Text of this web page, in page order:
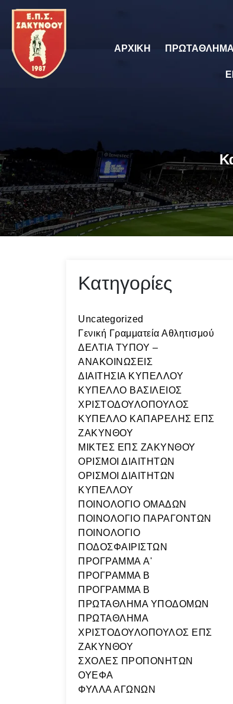
ΑΡΧΙΚΗ ΠΡΩΤΑΘΛΗΜΑ
Κατηγορίες
Uncategorized
Γενική Γραμματεία Αθλητισμού
ΔΕΛΤΙΑ ΤΥΠΟΥ –
ΑΝΑΚΟΙΝΩΣΕΙΣ
ΔΙΑΙΤΗΣΙΑ ΚΥΠΕΛΛΟΥ
ΚΥΠΕΛΛΟ ΒΑΣΙΛΕΙΟΣ
ΧΡΙΣΤΟΔΟΥΛΟΠΟΥΛΟΣ
ΚΥΠΕΛΛΟ ΚΑΠΑΡΕΛΗΣ ΕΠΣ
ΖΑΚΥΝΘΟΥ
ΜΙΚΤΕΣ ΕΠΣ ΖΑΚΥΝΘΟΥ
ΟΡΙΣΜΟΙ ΔΙΑΙΤΗΤΩΝ
ΟΡΙΣΜΟΙ ΔΙΑΙΤΗΤΩΝ
ΚΥΠΕΛΛΟΥ
ΠΟΙΝΟΛΟΓΙΟ ΟΜΑΔΩΝ
ΠΟΙΝΟΛΟΓΙΟ ΠΑΡΑΓΟΝΤΩΝ
ΠΟΙΝΟΛΟΓΙΟ
ΠΟΔΟΣΦΑΙΡΙΣΤΩΝ
ΠΡΟΓΡΑΜΜΑ A'
ΠΡΟΓΡΑΜΜΑ Β
ΠΡΟΓΡΑΜΜΑ Β
ΠΡΩΤΑΘΛΗΜΑ ΥΠΟΔΟΜΩΝ
ΠΡΩΤΑΘΛΗΜΑ
ΧΡΙΣΤΟΔΟΥΛΟΠΟΥΛΟΣ ΕΠΣ
ΖΑΚΥΝΘΟΥ
ΣΧΟΛΕΣ ΠΡΟΠΟΝΗΤΩΝ
ΟΥΕΦΑ
ΦΥΛΛΑ ΑΓΩΝΩΝ